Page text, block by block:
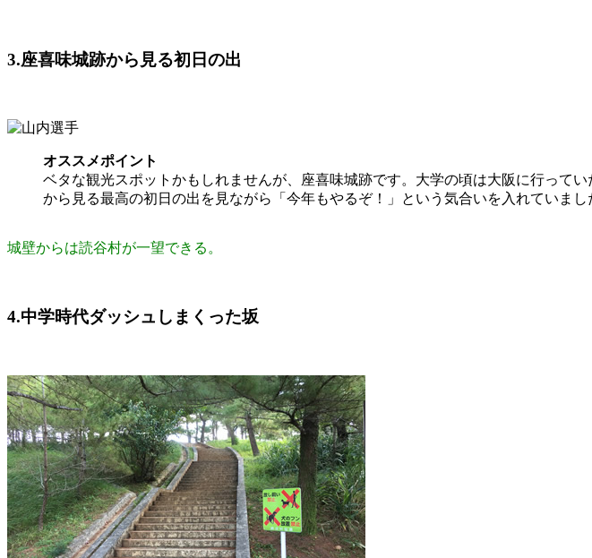
3.座喜味城跡から見る初日の出
オススメポイント
ベタな観光スポットかもしれませんが、座喜味城跡です。大学の頃は大阪に行って
から見る最高の初日の出を見ながら「今年もやるぞ！」という気合いを入れていまし
城壁からは読谷村が一望できる。
4.中学時代ダッシュしまくった坂